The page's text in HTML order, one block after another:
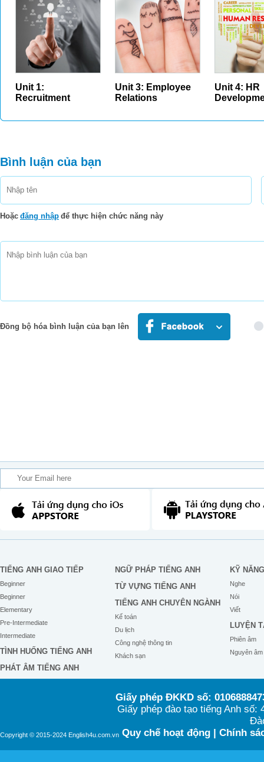
Unit 1:
Recruitment
Unit 3: Employee
Relations
Unit 4: HR
Bình luận của bạn
Hoặc đăng nhập để thực hiện chức năng này
Đồng bộ hóa bình luận của bạn lên
TIẾNG ANH GIAO TIẾP
Beginner
Beginner
Elementary
Pre-Intermediate
Intermediate
TÌNH HUỐNG TIẾNG ANH
PHÁT ÂM TIẾNG ANH
NGỮ PHÁP TIẾNG ANH
TỪ VỰNG TIẾNG ANH
TIẾNG ANH CHUYÊN NGÀNH
Kế toán
Du lịch
Công nghệ thông tin
Khách sạn
KỸ NĂNG
Nghe
Nói
Viết
LUYỆN
Phiên âm
Nguyên âm
Copyright © 2015-2024 English4u.com.vn
Giấy phép ĐKKD số:
Giấy phép đào tạo tiếng Anh
Quy chế hoạt động| Chính